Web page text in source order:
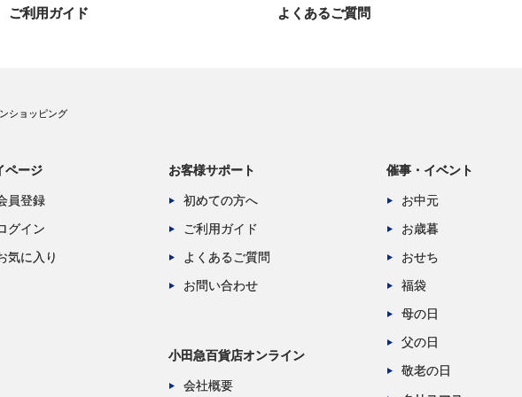
ご利用ガイド よくあるご質問
ショッピング
ページ
員登録
グイン
気に入り
お客様サポート
初めての方へ
ご利用ガイド
よくあるご質問
お問い合わせ
小田急百貨店オンライン
会社概要
催事・イベント
お中元
お歳暮
おせち
福袋
母の日
父の日
敬老の日